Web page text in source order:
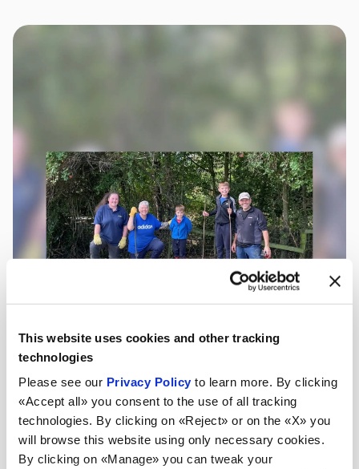
This website uses cookies and other tracking
technologies
Please see our Privacy Policy to learn more. By clicking
«Accept all» you consent to the use of all tracking
technologies. By clicking on «Reject» or on the «X» you
will browse this website using only necessary cookies.
By clicking on «Manage» you can tweak your